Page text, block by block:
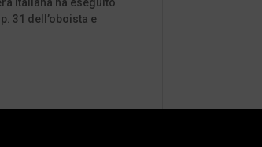
31 dell’oboista e